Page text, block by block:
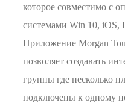
которое совместимо с
системами Win 10, iOS,
Приложение Morgan
позволяет создавать
группы где несколько
подключены к одному